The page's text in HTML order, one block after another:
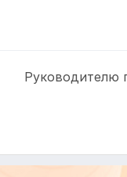
Руководителю